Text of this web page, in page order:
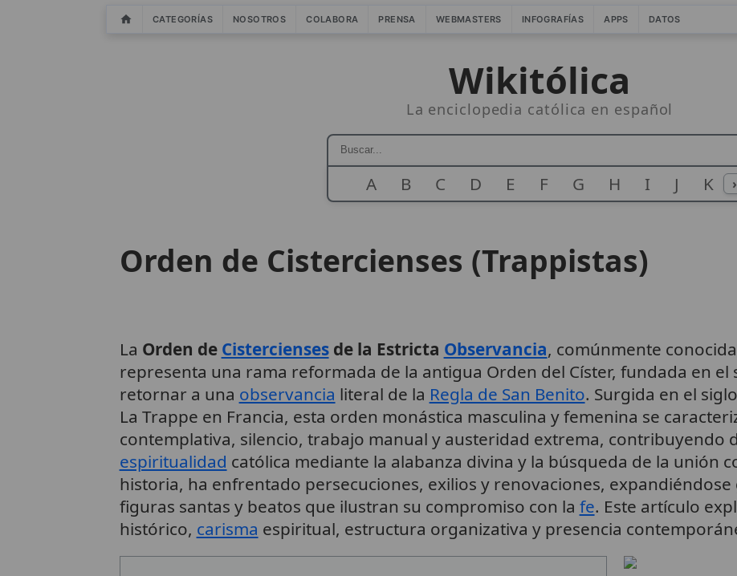
CATEGORÍAS NOSOTROS COLABORA PRENSA WEBMASTERS INFOGRAFÍAS APPS DATOS
Wikitólica
La enciclopedia católica en español
A B C D E F G H I J K ›
Orden de Cistercienses (Trappistas)
La Orden de Cisterciensesde la Estricta Observancia, comúnmente
representa una rama reformada de la antigua Orden del Císter, fundada en el
retornar a una observancia literal de la Regla de San Benito. Surgida en el
La Trappe en Francia, esta orden monástica masculina y femenina se
contemplativa, silencio, trabajo manual y austeridad extrema, contribuyendo
espiritualidad católica mediante la alabanza divina y la búsqueda de la unión
historia, ha enfrentado persecuciones, exilios y renovaciones,
figuras santas y beatos que ilustran su compromiso con la fe. Este artículo
histórico, carisma espiritual, estructura organizativa y presencia